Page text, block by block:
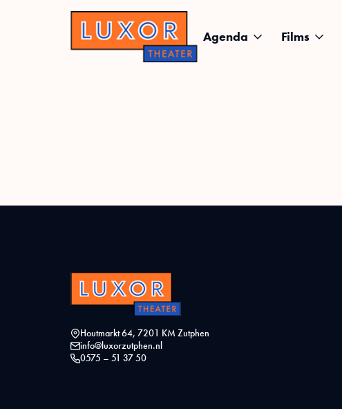
Agenda Films
Houtmarkt 64, 7201 KM Zutphen
info@luxorzutphen.nl
0575 – 51 37 50